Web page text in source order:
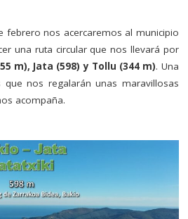
febrero nos acercaremos al municipio
una ruta circular que nos llevará por
m), Jata (598) y Tollu (344 m). Una
nos regalarán unas maravillosas
acompaña.